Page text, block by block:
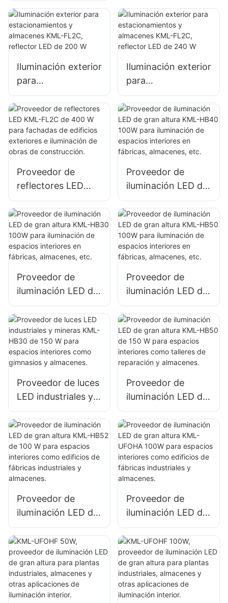
W para vallas
publicitarias
exteriores e
señalización de
gran tamaño.
Iluminación exterior
para
estacionamientos y
almacenes KML-
FL2C, reflector LED
de 200 W
Iluminación exterior
para
estacionamientos y
almacenes KML-
FL2C, reflector LED
de 240 W
Proveedor de
reflectores LED
KML-FL2C de 400
W para fachadas
de edificios
exteriores e
iluminación de
construcción.
Proveedor de
iluminación LED de
gran altura KML-
HB40 100W para
iluminación de
espacios interiores
en fábricas,
Proveedor de
iluminación LED de
gran altura KML-
HB30 100W para
iluminación de
espacios interiores
en fábricas,
Proveedor de
iluminación LED de
gran altura KML-
HB50 100W para
iluminación de
espacios interiores
en fábricas,
Proveedor de luces
LED industriales y
mineras KML-HB30
de 150 W para
espacios interiores
como gimnasios y
almacenes.
Proveedor de
iluminación LED de
gran altura KML-
HB50 de 150 W
para espacios
interiores como
talleres de
reparación y
almacenes.
Proveedor de
iluminación LED de
gran altura KML-
HB52 de 100 W
para espacios
interiores como
edificios de
fábricas
Proveedor de
iluminación LED de
gran altura KML-
UFOHA 100W para
espacios interiores
como edificios de
fábricas
industriales y